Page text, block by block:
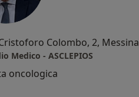
Colombo, 2, Messina
Medico - ASCLEPIOS
oncologica